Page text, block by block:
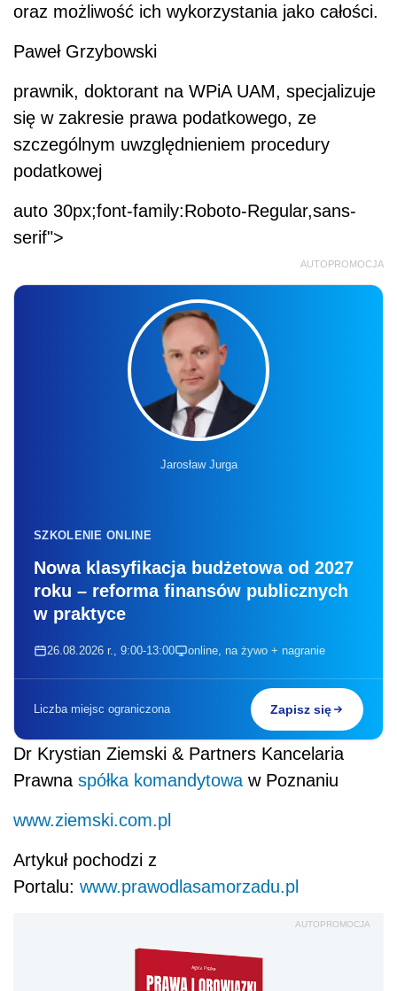
oraz możliwość ich wykorzystania jako całości.
Paweł Grzybowski
prawnik, doktorant na WPiA UAM, specjalizuje
się w zakresie prawa podatkowego, ze
szczególnym uwzględnieniem procedury
podatkowej
auto 30px;font-family:Roboto-Regular,sans-
serif">
AUTOPROMOCJA
Jarosław Jurga
SZKOLENIE ONLINE
Nowa klasyfikacja budżetowa od 2027
roku – reforma finansów publicznych
w praktyce
26.08.2026 r., 9:00-13:00 online, na żywo + nagranie
Liczba miejsc ograniczona Zapisz się
Dr Krystian Ziemski & Partners Kancelaria
Prawna spółka komandytowa w Poznaniu
www.ziemski.com.pl
Artykuł pochodzi z
Portalu: www.prawodlasamorzadu.pl
AUTOPROMOCJA